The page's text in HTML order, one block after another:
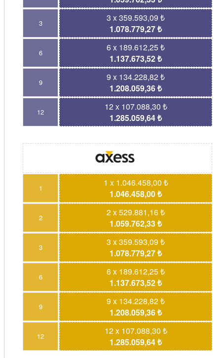
3
3 x 359.593,09 ₺
1.078.779,27 ₺
6
6 x 189.612,25 ₺
1.137.673,52 ₺
9
9 x 134.228,82 ₺
1.208.059,36 ₺
12
12 x 107.088,30 ₺
1.285.059,64 ₺
1
1 x 1.046.458,00 ₺
1.046.458,00 ₺
2
2 x 529.881,16 ₺
1.059.762,33 ₺
3
3 x 359.593,09 ₺
1.078.779,27 ₺
6
6 x 189.612,25 ₺
1.137.673,52 ₺
9
9 x 134.228,82 ₺
1.208.059,36 ₺
12
12 x 107.088,30 ₺
1.285.059,64 ₺